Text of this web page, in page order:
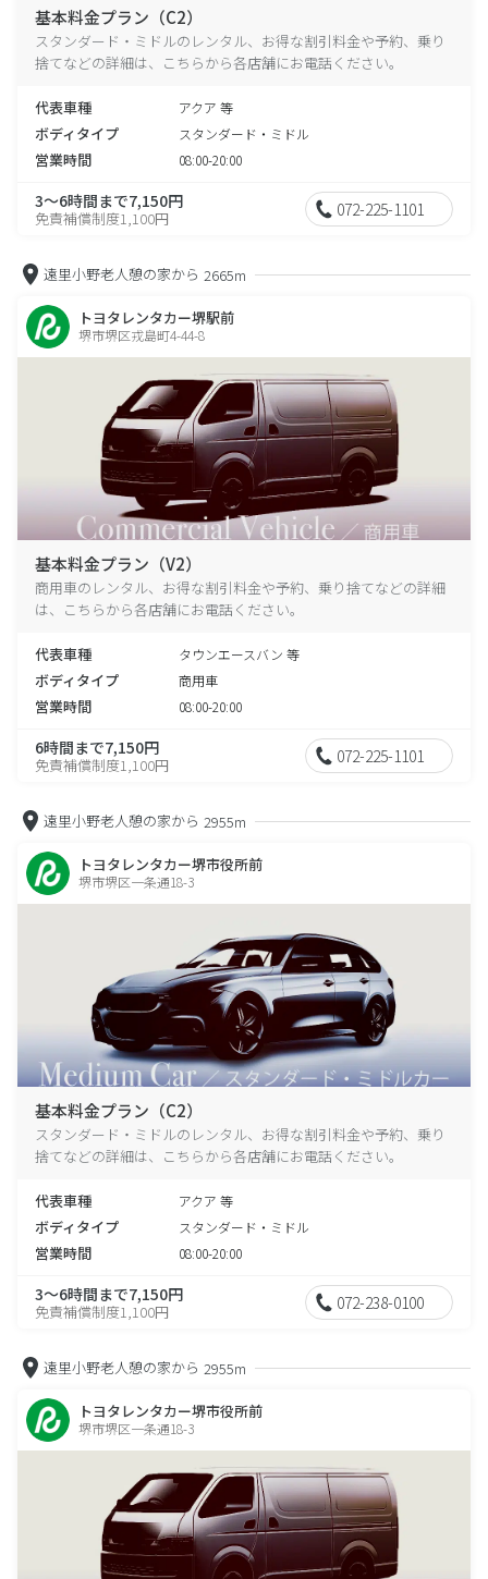
基本料金プラン（C2）
スタンダード・ミドルのレンタル、お得な割引料金や予約、乗り
捨てなどの詳細は、こちらから各店舗にお電話ください。
代表車種 アクア 等
ボディタイプ スタンダード・ミドル
営業時間 08:00-20:00
3～6時間まで7,150円
免責補償制度1,100円 072-225-1101
遠里小野老人憩の家から 2665m
トヨタレンタカー堺駅前
堺市堺区戎島町4-44-8
基本料金プラン（V2）
商用車のレンタル、お得な割引料金や予約、乗り捨てなどの詳細
は、こちらから各店舗にお電話ください。
代表車種 タウンエースバン 等
ボディタイプ 商用車
営業時間 08:00-20:00
6時間まで7,150円
免責補償制度1,100円 072-225-1101
遠里小野老人憩の家から 2955m
トヨタレンタカー堺市役所前
堺市堺区一条通18-3
基本料金プラン（C2）
スタンダード・ミドルのレンタル、お得な割引料金や予約、乗り
捨てなどの詳細は、こちらから各店舗にお電話ください。
代表車種 アクア 等
ボディタイプ スタンダード・ミドル
営業時間 08:00-20:00
3～6時間まで7,150円
免責補償制度1,100円 072-238-0100
遠里小野老人憩の家から 2955m
トヨタレンタカー堺市役所前
堺市堺区一条通18-3